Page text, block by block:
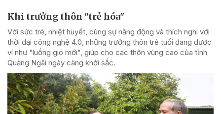
Khi trưởng thôn "trẻ hóa"
Với sức trẻ, nhiệt huyết, cùng sự năng động và thích nghi với
thời đại công nghệ 4.0, những trưởng thôn trẻ tuổi đang được
ví như "luồng gió mới", giúp cho các thôn vùng cao của tỉnh
Quảng Ngãi ngày càng khởi sắc.